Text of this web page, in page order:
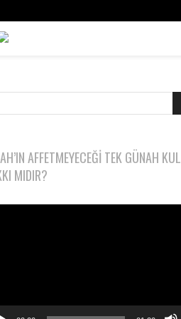
AFFETMEYECEĞI TEK GÜNAH KUL
MIDIR?